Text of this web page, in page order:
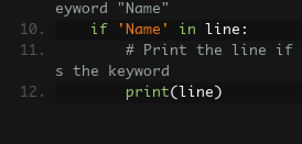
eyword "Name"
if
'Name' in line :
# Print the line if
s the keyword
print( line )